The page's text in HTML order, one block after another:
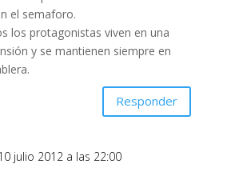
el semaforo.
los protagonistas viven en una
y se mantienen siempre en
Responder
julio 2012 a las 22:00